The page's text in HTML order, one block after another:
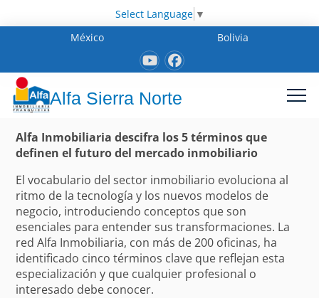
Select Language ▼
México
Bolivia
Alfa Sierra Norte
Alfa Inmobiliaria descifra los 5 términos que
definen el futuro del mercado inmobiliario
El vocabulario del sector inmobiliario evoluciona al
ritmo de la tecnología y los nuevos modelos de
negocio, introduciendo conceptos que son
esenciales para entender sus transformaciones. La
red Alfa Inmobiliaria, con más de 200 oficinas, ha
identificado cinco términos clave que reflejan esta
especialización y que cualquier profesional o
interesado debe conocer.